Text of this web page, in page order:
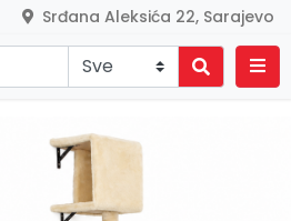
Srđana Aleksića 22, Sarajevo